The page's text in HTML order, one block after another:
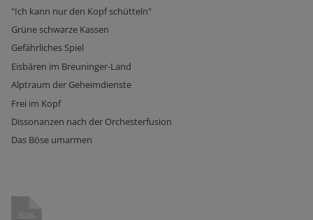
"Ich kann nur den Kopf schütteln"
Grüne schwarze Kassen
Gefährliches Spiel
Eisbären im Breuninger-Land
Alptraum der Geheimdienste
Frei im Kopf
Dissonanzen nach der Orchesterfusion
Das Böse umarmen
Ausg.